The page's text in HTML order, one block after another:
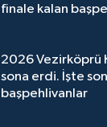
finale kalan
2026 Vezirköprü
sona erdi. İşte
başpehlivanlar